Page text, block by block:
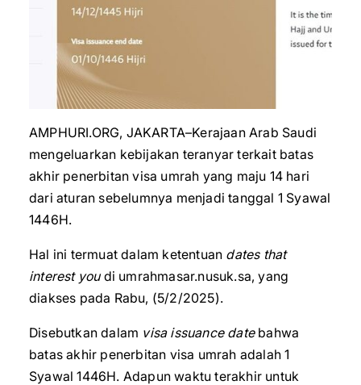
AMPHURI.ORG, JAKARTA–Kerajaan Arab Saudi
mengeluarkan kebijakan teranyar terkait batas
akhir penerbitan visa umrah yang maju 14 hari
dari aturan sebelumnya menjadi tanggal 1 Syawal
1446H.
Hal ini termuat dalam ketentuan dates that
interest youdi umrahmasar.nusuk.sa, yang
diakses pada Rabu, (5/2/2025).
Disebutkan dalam visa issuance datebahwa
batas akhir penerbitan visa umrah adalah 1
Syawal 1446H. Adapun waktu terakhir untuk